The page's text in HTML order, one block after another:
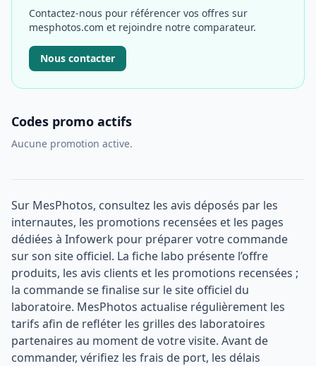
Contactez-nous pour référencer vos offres sur
mesphotos.com et rejoindre notre comparateur.
Nous contacter
Codes promo actifs
Aucune promotion active.
Sur MesPhotos, consultez les avis déposés par les
internautes, les promotions recensées et les pages
dédiées à Infowerk pour préparer votre commande
sur son site officiel. La fiche labo présente l’offre
produits, les avis clients et les promotions recensées ;
la commande se finalise sur le site officiel du
laboratoire. MesPhotos actualise régulièrement les
tarifs afin de refléter les grilles des laboratoires
partenaires au moment de votre visite. Avant de
commander, vérifiez les frais de port, les délais